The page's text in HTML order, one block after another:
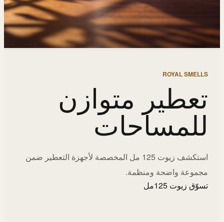
ROYAL SMELLS
تعطير متوازن
للمساحات
استكشف زيوت 125 مل المخصصة لأجهزة التعطير ضمن
مجموعة واضحة ومنظمة.
تسوّق زيوت 125مل